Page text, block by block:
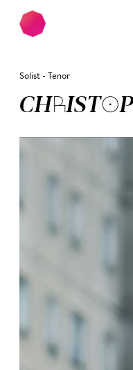
Zum Hauptinhalt springen
Solist - Tenor